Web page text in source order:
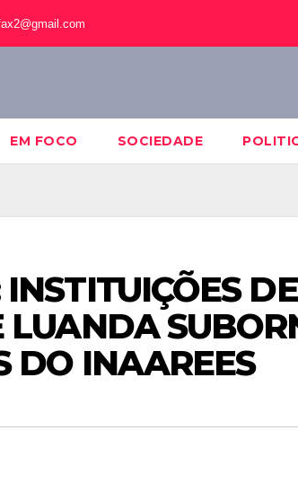
EM FOCO SOCIEDADE
LUANDA
DO INAAREES